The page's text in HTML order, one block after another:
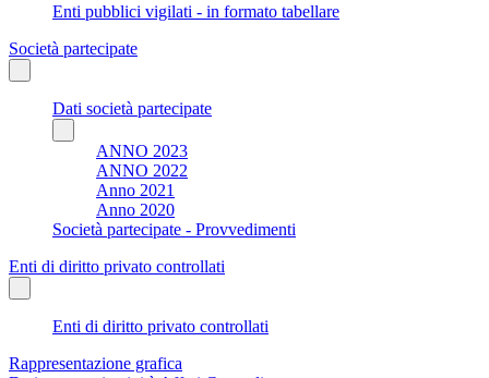
Enti pubblici vigilati - in formato tabellare
Società partecipate
Dati società partecipate
ANNO 2023
ANNO 2022
Anno 2021
Anno 2020
Società partecipate - Provvedimenti
Enti di diritto privato controllati
Enti di diritto privato controllati
Rappresentazione grafica